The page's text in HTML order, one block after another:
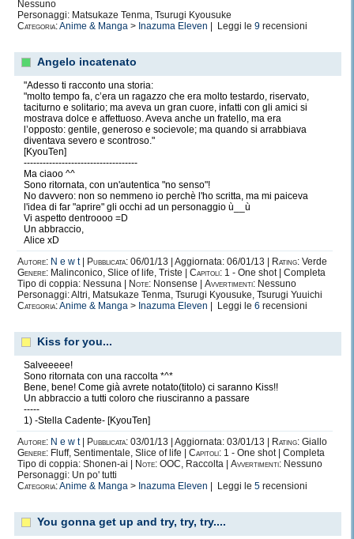
Nessuno
Personaggi: Matsukaze Tenma, Tsurugi Kyousuke
Categoria:Anime & Manga > Inazuma Eleven | Leggi le 9 recensioni
Angelo incatenato
"Adesso ti racconto una storia:
"molto tempo fa, c’era un ragazzo che era molto testardo, riservato,
taciturno e solitario; ma aveva un gran cuore, infatti con gli amici si
mostrava dolce e affettuoso. Aveva anche un fratello, ma era
l’opposto: gentile, generoso e socievole; ma quando si arrabbiava
diventava severo e scontroso."
[KyouTen]
------------------------------------
Ma ciaoo ^^
Sono ritornata, con un'autentica "no senso"!
No davvero: non so nemmeno io perchè l'ho scritta, ma mi paiceva
l'idea di far "aprire" gli occhi ad un personaggio ù__ù
Vi aspetto dentroooo =D
Un abbraccio,
Alice xD
Autore: N e w t| Pubblicata: 06/01/13 | Aggiornata: 06/01/13 | Rating: Verde
Genere: Malinconico, Slice of life, Triste | Capitoli: 1 - One shot | Completa
Tipo di coppia: Nessuna |
Note: Nonsense | Avvertimenti: Nessuno
Personaggi: Altri, Matsukaze Tenma, Tsurugi Kyousuke, Tsurugi Yuuichi
Categoria:Anime & Manga > Inazuma Eleven | Leggi le 6 recensioni
Kiss for you...
Salveeeee!
Sono ritornata con una raccolta *^*
Bene, bene! Come già avrete notato(titolo) ci saranno Kiss!!
Un abbraccio a tutti coloro che riusciranno a passare
-----
1) -Stella Cadente- [KyouTen]
Autore: N e w t| Pubblicata: 03/01/13 | Aggiornata: 03/01/13 | Rating: Giallo
Genere: Fluff, Sentimentale, Slice of life | Capitoli: 1 - One shot | Completa
Tipo di coppia: Shonen-ai |
Note: OOC, Raccolta | Avvertimenti: Nessuno
Personaggi: Un po' tutti
Categoria:Anime & Manga > Inazuma Eleven | Leggi le 5 recensioni
You gonna get up and try, try, try....